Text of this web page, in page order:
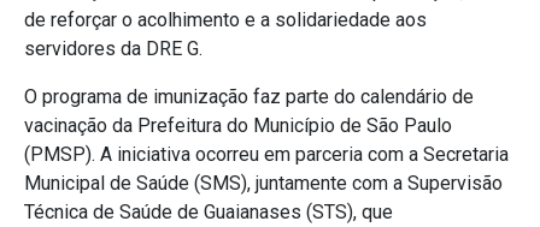
de reforçar o acolhimento e a solidariedade aos
servidores da DRE G.
O programa de imunização faz parte do calendário de
vacinação da Prefeitura do Município de São Paulo
(PMSP). A iniciativa ocorreu em parceria com a Secretaria
Municipal de Saúde (SMS), juntamente com a Supervisão
Técnica de Saúde de Guaianases (STS), que